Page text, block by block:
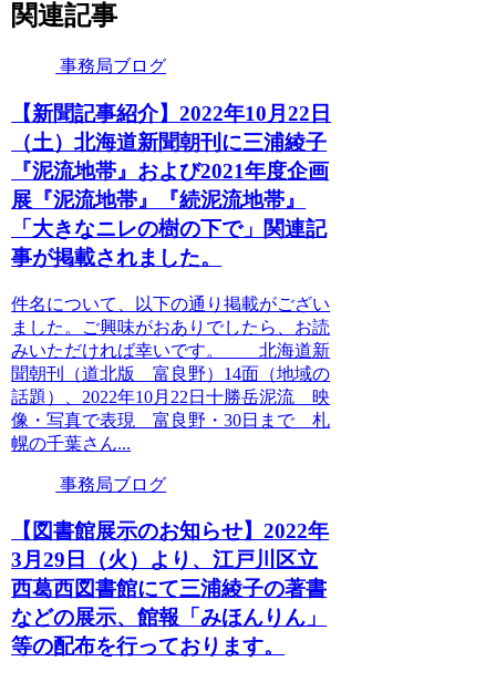
関連記事
事務局ブログ
【新聞記事紹介】2022年10月22日
（土）北海道新聞朝刊に三浦綾子
『泥流地帯』および2021年度企画
展『泥流地帯』『続泥流地帯』
「大きなニレの樹の下で」関連記
事が掲載されました。
件名について、以下の通り掲載がござい
ました。ご興味がおありでしたら、お読
みいただければ幸いです。 北海道新
聞朝刊（道北版 富良野）14面（地域の
話題）、2022年10月22日十勝岳泥流 映
像・写真で表現 富良野・30日まで 札
幌の千葉さん...
事務局ブログ
【図書館展示のお知らせ】2022年
3月29日（火）より、江戸川区立
西葛西図書館にて三浦綾子の著書
などの展示、館報「みほんりん」
等の配布を行っております。